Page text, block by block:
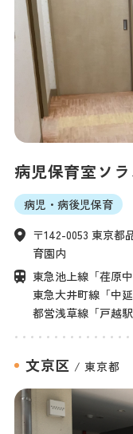
病児保育室ソ
病児・病後児保育
〒142-0053 東京都
育園内
東急池上線「荏原
東急大井町線「中
都営浅草線「戸越
文京区 /東京都